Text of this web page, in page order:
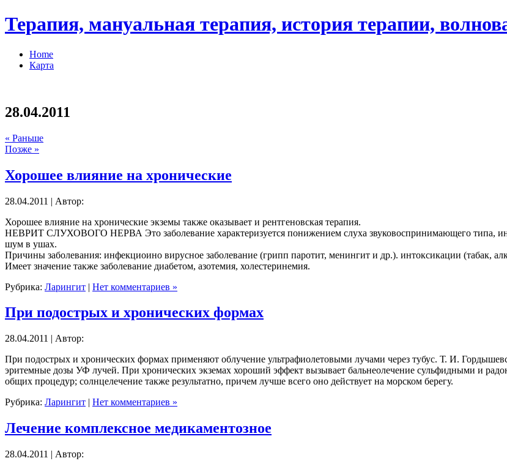
Терапия, мануальная терапия, история терапии,
Home
Карта
28.04.2011
« Раньше
Позже »
Хорошее влияние на хронические
28.04.2011 | Автор:
Хорошее влияние на хронические экземы также оказывает и рентгеновская терапия.
НЕВРИТ СЛУХОВОГО НЕРВА Это заболевание характеризуется понижением слуха звуковоспринимающего типа,
шум в ушах.
Причины заболевания: инфекциоино вирусное заболевание (грипп паротит, менингит и др.). интоксикации (табак,
Имеет значение также заболевание диабетом, азотемия, холестеринемия.
Рубрика: Ларингит | Нет комментариев »
При подострых и хронических формах
28.04.2011 | Автор:
При подострых и хронических формах применяют облучение ультрафиолетовыми лучами через тубус. Т. И.
эритемные дозы УФ лучей. При хронических экземах хороший эффект вызывает бальнеолечение сульфидными и
общих процедур; солнцелечение также результатно, причем лучше всего оно действует на морском берегу.
Рубрика: Ларингит | Нет комментариев »
Лечение комплексное медикаментозное
28.04.2011 | Автор: